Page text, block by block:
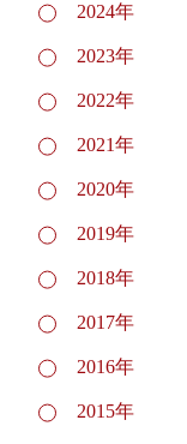
2024年
2023年
2022年
2021年
2020年
2019年
2018年
2017年
2016年
2015年